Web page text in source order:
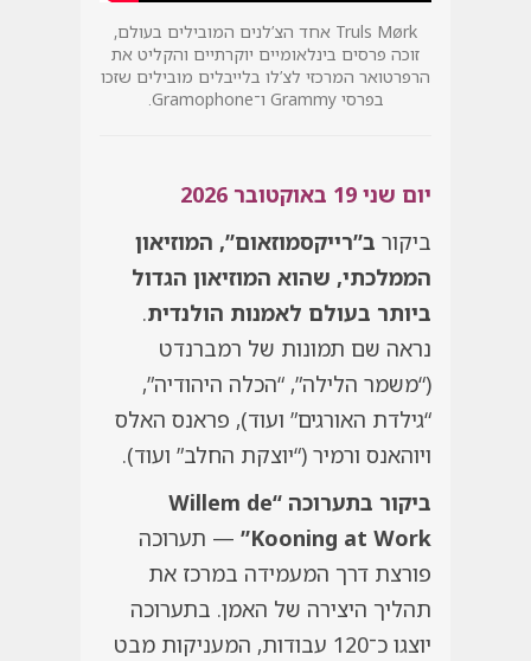
Truls Mørk אחד הצ’לנים המובילים בעולם,
זוכה פרסים בינלאומיים יוקרתיים והקליט את
הרפרטואר המרכזי לצ’לו בלייבלים מובילים שזכו
בפרסי Grammy ו־Gramophone.
יום שני 19 באוקטובר 2026
ביקור ב”רייקסמוזאום”, המוזיאון
הממלכתי, שהוא המוזיאון הגדול
ביותר בעולם לאמנות הולנדית.
נראה שם תמונות של רמברנדט
(“משמר הלילה”, “הכלה היהודיה”,
“גילדת האורגים” ועוד), פראנס האלס
ויוהאנס ורמיר (“יוצקת החלב” ועוד).
ביקור בתערוכה “Willem de
Kooning at Work”
— תערוכה
פורצת דרך המעמידה במרכז את
תהליך היצירה של האמן. בתערוכה
יוצגו כ־120 עבודות, המעניקות מבט